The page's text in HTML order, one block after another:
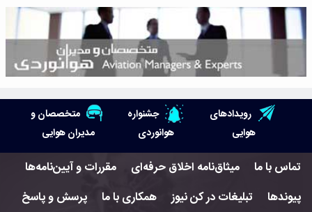
شلوغ‌ترین فرودگاه‌های اروپا در ۲۰۲۵: لندن، استانبول و پاریس
پخش زنده پرواز سیزدهم موشک استارشیپ اسپیس‌ایکس [جمعه ساعت ۰۱:۴۵]
هوش مصنوعی وارد تعمیر و بازرسی موتورهای هواپیما شد
حمله هوایی به تأسیسات فرودگاه سمنان
استخدام در صنعت هوانوردی کانادا با آموزش رایگان و حقوق ۱۲۷ هزار دلاری
رویدادهای
هوایی
جشنواره
هوانوردی
متخصصان و
مدیران هوایی
تماس با ما میثاق‌نامه اخلاق حرفه‌ای
مقررات و آیین‌نامه‌ها
پیوندها
تبلیغات در کن نیوز همکاری با ما پرسش و پاسخ